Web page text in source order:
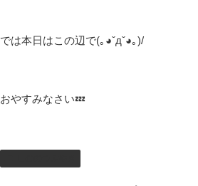
では本日はこの辺で(｡◕ˇдˇ​◕｡)/
おやすみなさい💤